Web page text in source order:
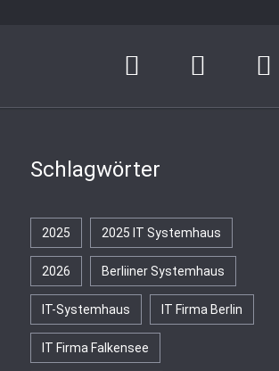
Schlagwörter
2025 2025 IT Systemhaus
2026 Berliiner Systemhaus
IT-Systemhaus IT Firma Berlin
IT Firma Falkensee